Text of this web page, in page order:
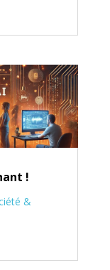
!
&